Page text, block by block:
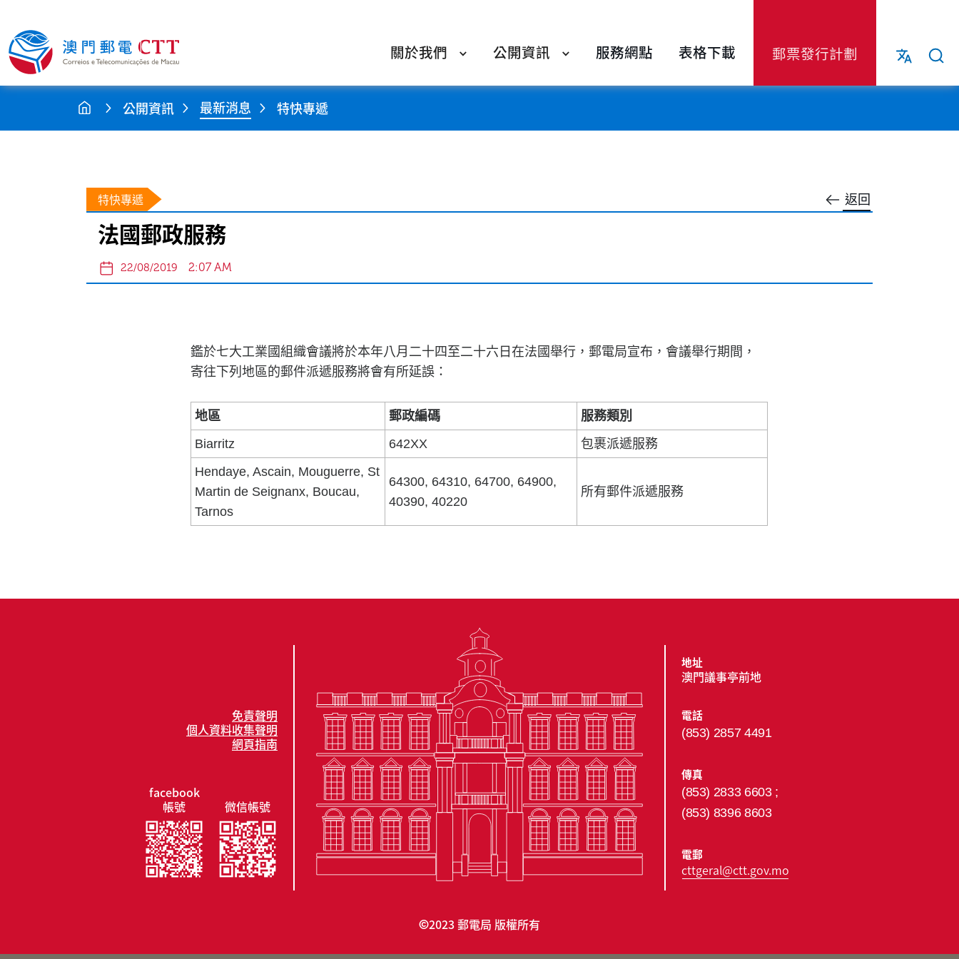
關於我們 公開資訊 服務網點 表格下載 郵票發行計劃
公開資訊 最新消息 特快專遞
返回
特快專遞
法國郵政服務
22/08/2019 2:07 AM
鑑於七大工業國組織會議將於本年八月二十四至二十六日在法國舉行，郵電局宣布，會議舉行期間，
寄往下列地區的郵件派遞服務將會有所延誤：
地區 郵政編碼
服務類別
Biarritz
642XX
包裹派遞服務
Hendaye, Ascain, Mouguerre, St
Martin de Seignanx, Boucau,
Tarnos
64300, 64310, 64700, 64900,
40390, 40220
所有郵件派遞服務
免責聲明
個人資料收集聲明
網頁指南
facebook
帳號
微信帳號
地址
澳門議事亭前地
電話
(853) 2857 4491
傳真
(853) 2833 6603 ;
(853) 8396 8603
電郵
cttgeral@ctt.gov.mo
©2023 郵電局 版權所有